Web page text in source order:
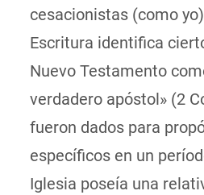
cesacionistas (como
Escritura identifica
Nuevo Testamento
verdadero apóstol» (2
fueron dados para
específicos en un
Iglesia poseía una